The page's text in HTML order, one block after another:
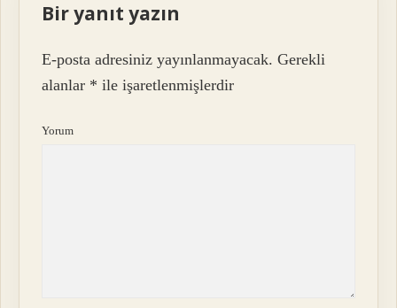
Bir yanıt yazın
E-posta adresiniz yayınlanmayacak. Gerekli
alanlar * ile işaretlenmişlerdir
Yorum